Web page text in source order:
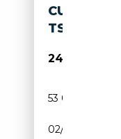
CUPRA
24 570€
53 006 km
02/2024